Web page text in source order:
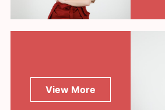
View More